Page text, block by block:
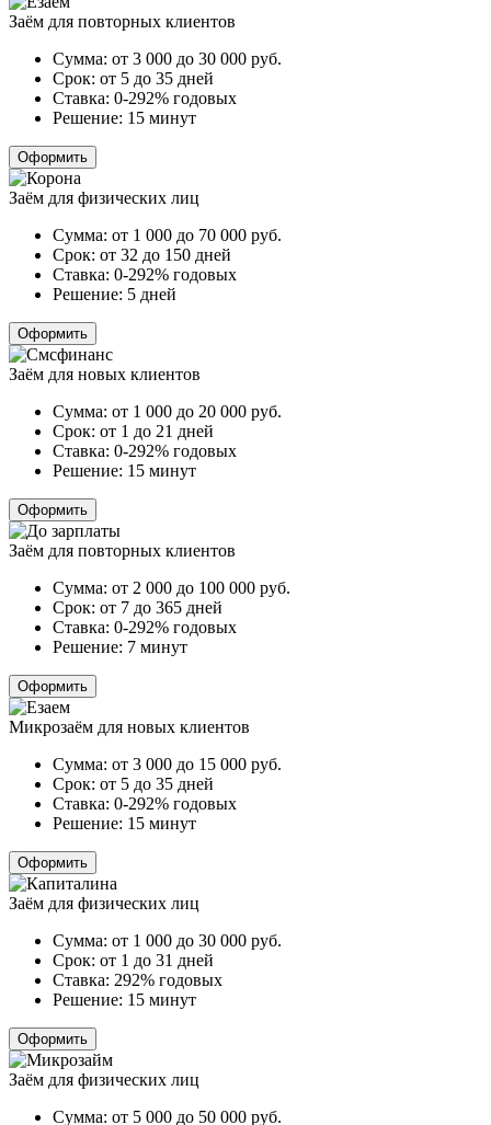
Заём для повторных клиентов
Сумма: от 3 000 до 30 000 руб.
Срок: от 5 до 35 дней
Ставка: 0-292% годовых
Решение: 15 минут
Оформить
Заём для физических лиц
Сумма: от 1 000 до 70 000 руб.
Срок: от 32 до 150 дней
Ставка: 0-292% годовых
Решение: 5 дней
Оформить
Заём для новых клиентов
Сумма: от 1 000 до 20 000 руб.
Срок: от 1 до 21 дней
Ставка: 0-292% годовых
Решение: 15 минут
Оформить
Заём для повторных клиентов
Сумма: от 2 000 до 100 000 руб.
Срок: от 7 до 365 дней
Ставка: 0-292% годовых
Решение: 7 минут
Оформить
Микрозаём для новых клиентов
Сумма: от 3 000 до 15 000 руб.
Срок: от 5 до 35 дней
Ставка: 0-292% годовых
Решение: 15 минут
Оформить
Заём для физических лиц
Сумма: от 1 000 до 30 000 руб.
Срок: от 1 до 31 дней
Ставка: 292% годовых
Решение: 15 минут
Оформить
Заём для физических лиц
Сумма: от 5 000 до 50 000 руб.